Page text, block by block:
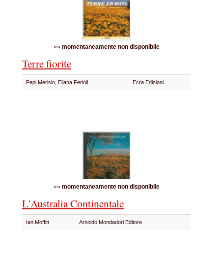
»» momentaneamente non disponibile
Terre fiorite
Pepi Merisio, Eliana Ferioli Ecra Edizioni
»» momentaneamente non disponibile
L'Australia Continentale
Ian Moffitt Arnoldo Mondadori Editore